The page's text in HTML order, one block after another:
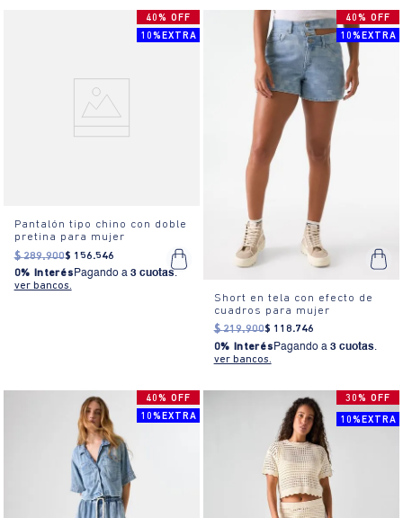
40% OFF
10%EXTRA
Pantalón tipo chino con doble
pretina para mujer
$ 289.900$ 156.546
0% InterésPagando a 3 cuotas.
ver bancos.
40% OFF
10%EXTRA
Short en tela con efecto de
cuadros para mujer
$ 219.900$ 118.746
0% Interés Pagando a 3 cuotas.
ver bancos.
40% OFF
10%EXTRA
30% OFF
10%EXTRA